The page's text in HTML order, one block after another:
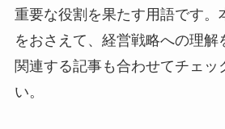
重要な役割を果たす用語です。
をおさえて、経営戦略への理解
関連する記事も合わせてチェッ
い。